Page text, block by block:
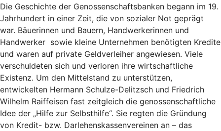
Die Geschichte der Genossenschaftsbanken begann im 19.
Jahrhundert in einer Zeit, die von sozialer Not geprägt
war. Bäuerinnen und Bauern, Handwerkerinnen und
Handwerker sowie kleine Unternehmen benötigten Kredite
und waren auf private Geldverleiher angewiesen. Viele
verschuldeten sich und verloren ihre wirtschaftliche
Existenz. Um den Mittelstand zu unterstützen,
entwickelten Hermann Schulze-Delitzsch und Friedrich
Wilhelm Raiffeisen fast zeitgleich die genossenschaftliche
Idee der „Hilfe zur Selbsthilfe“. Sie regten die Gründung
von Kredit- bzw. Darlehenskassenvereinen an – das